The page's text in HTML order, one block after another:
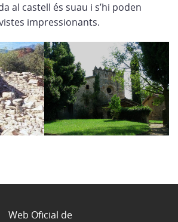
al castell és suau i s’hi poden
impressionants.
Web Oficial de